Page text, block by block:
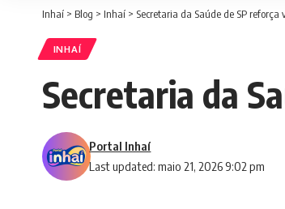
Inhaí > Blog > Inhaí > Secretaria da Saúde de SP
INHAÍ
Secretaria da
Last updated: maio 21, 2026 9:02 pm
Portal Inhaí